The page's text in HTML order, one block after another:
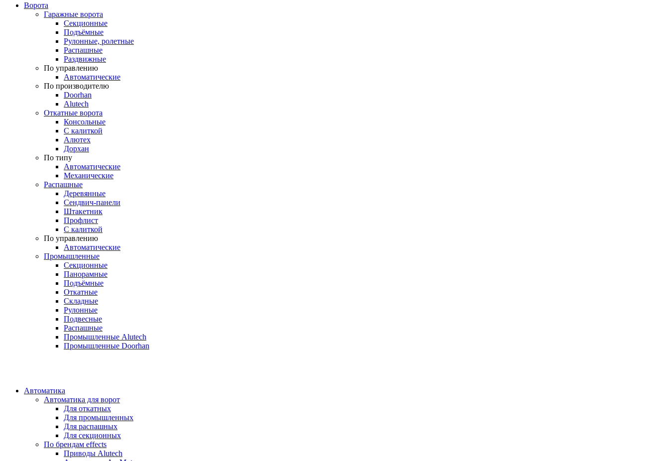
Ворота
Гаражные ворота
Секционные
Подъёмные
Рулонные, ролетные
Распашные
Раздвижные
По управлению
Автоматические
По производителю
Doorhan
Alutech
Откатные ворота
Консольные
С калиткой
Алютех
Дорхан
По типу
Автоматические
Механические
Распашные
Деревянные
Сендвич-панели
Штакетник
Профлист
С калиткой
По управлению
Автоматические
Промышленные
Секционные
Панорамные
Подъёмные
Откатные
Складные
Рулонные
Подвесные
Распашные
Промышленные Alutech
Промышленные Doorhan
Автоматика
Автоматика для ворот
Для откатных
Для промышленных
Для распашных
Для секционных
По брендам effects
Приводы Alutech